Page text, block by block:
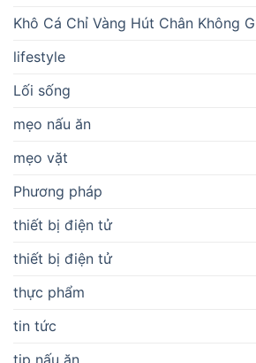
Khô Cá Chỉ Vàng Hút Chân Không
lifestyle
Lối sống
mẹo nấu ăn
mẹo vặt
Phương pháp
thiết bị điện tử
thiết bị điện tử
thực phẩm
tin tức